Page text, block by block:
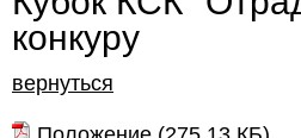
конкуру
вернуться